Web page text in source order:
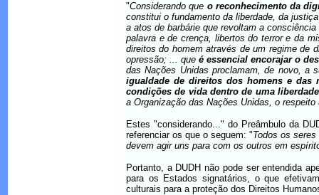
"Considerando que o reconhecimento da
constitui o fundamento da liberdade, da
a atos de barbárie que revoltam a
palavra e de crença, libertos do terror e da
direitos do homem através de um regime de
opressão; ... queé essencial encorajar o
das Nações Unidas proclamam, de novo, a
igualdade de direitos dos homens e das
condições de vida dentro de uma
a Organização das Nações Unidas, o
Estes "considerando..." do Preâmbulo da
referenciar os que o seguem: "Todos os
devem agir uns para com os outros em
Portanto, a DUDH não pode ser entendida
para os Estados signatários, o que
culturais para a proteção dos Direitos